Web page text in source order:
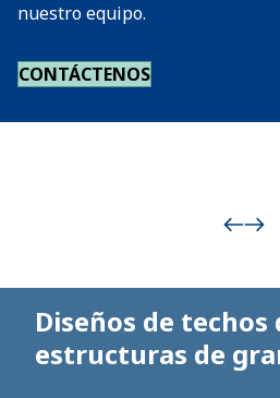
nuestro equipo.
CONTÁCTENOS
Diseños de techos
estructuras de